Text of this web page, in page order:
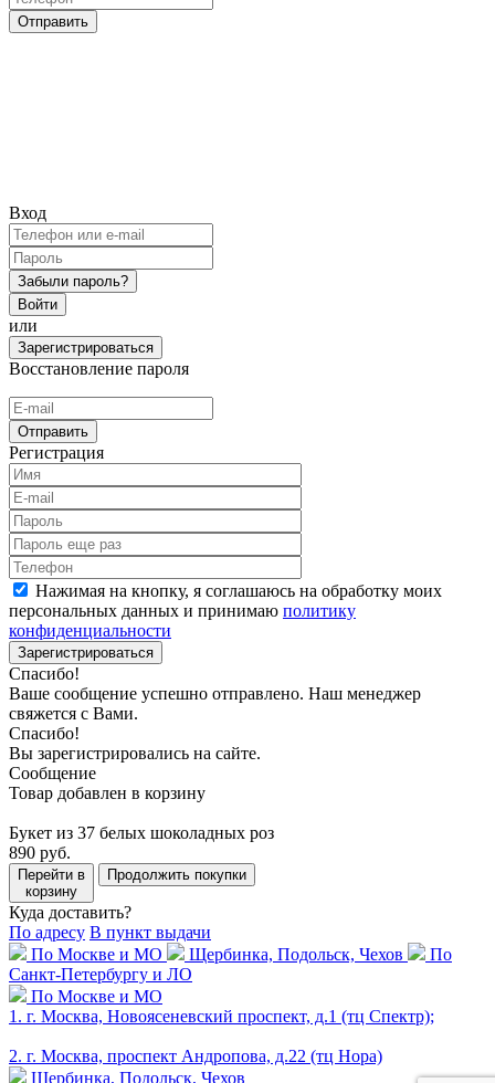
Отправить
Вход
Забыли пароль?
Войти
или
Зарегистрироваться
Восстановление пароля
Отправить
Регистрация
Нажимая на кнопку, я соглашаюсь на обработку моих
персональных данных и принимаю политику
конфиденциальности
Зарегистрироваться
Спасибо!
Ваше сообщение успешно отправлено. Наш менеджер
свяжется с Вами.
Спасибо!
Вы зарегистрировались на сайте.
Сообщение
Товар добавлен в корзину
Букет из 37 белых шоколадных роз
890 руб.
Перейти в
корзину
Продолжить покупки
Куда доставить?
По адресу В пункт выдачи
По Москве и МО
Щербинка, Подольск, Чехов
По
Санкт-Петербургу и ЛО
По Москве и МО
1. г. Москва, Новоясеневский проспект, д.1 (тц Спектр);
2. г. Москва, проспект Андропова, д.22 (тц Нора)
Щербинка, Подольск, Чехов